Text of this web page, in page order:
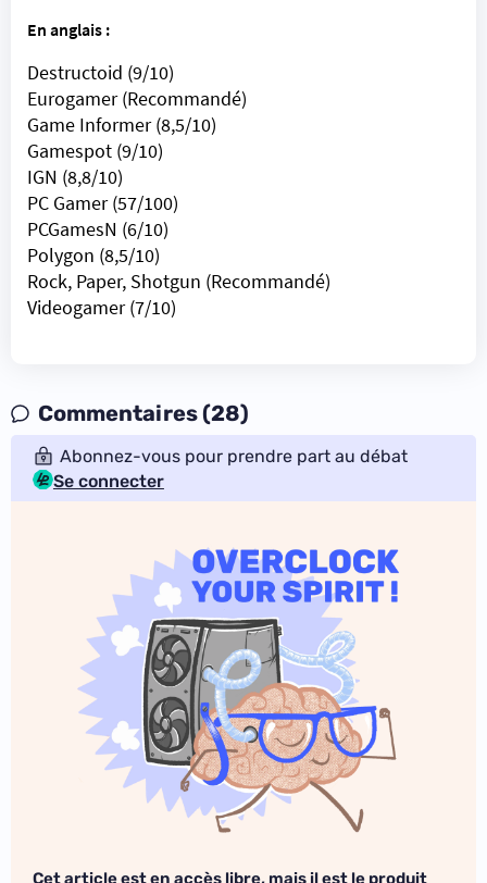
En anglais :
Destructoid (9/10)
Eurogamer(Recommandé)
Game Informer(8,5/10)
Gamespot (9/10)
IGN (8,8/10)
PC Gamer(57/100)
PCGamesN (6/10)
Polygon (8,5/10)
Rock, Paper, Shotgun (Recommandé)
Videogamer(7/10)
Commentaires (28)
Abonnez-vous pour prendre part au débat
Se connecter
Cet article est en accès libre, mais il est le produit